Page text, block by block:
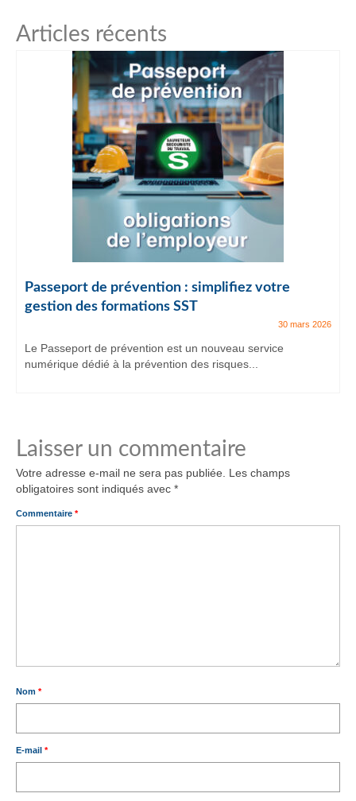
Articles récents
Passeport de prévention : simplifiez votre
gestion des formations SST
30 mars 2026
Le Passeport de prévention est un nouveau service
numérique dédié à la prévention des risques...
Laisser un commentaire
Votre adresse e-mail ne sera pas publiée.
Les champs
obligatoires sont indiqués avec *
Commentaire *
Nom *
E-mail *